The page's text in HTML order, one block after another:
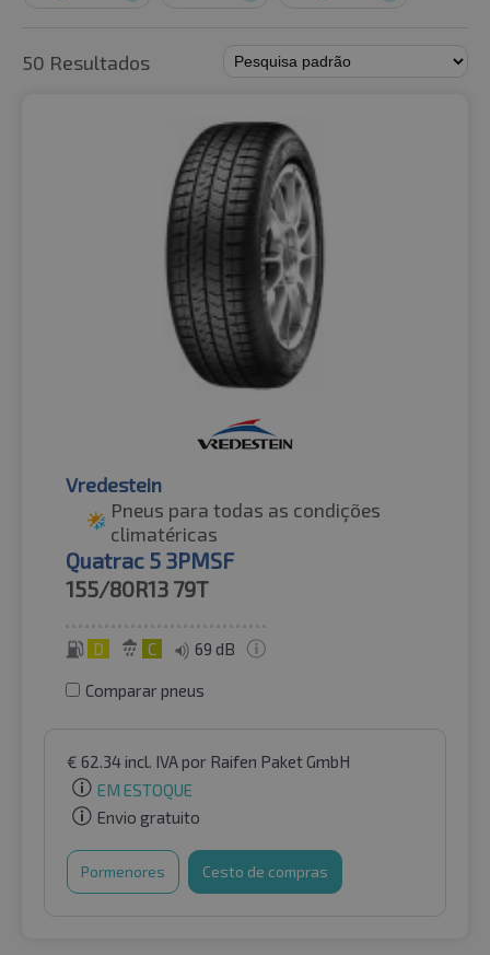
50 Resultados
Vredestein
Pneus para todas as condições
climatéricas
Quatrac 5 3PMSF
155/80R13 79T
D C 69 dB
Comparar pneus
€ 62.34incl. IVApor Raifen Paket GmbH
EM ESTOQUE
Envio gratuito
Pormenores Cesto de compras